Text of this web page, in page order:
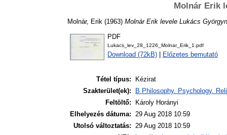
Molnár Erik
Molnár, Erik (1963) Molnár Erik levele Lukács
PDF
Lukacs_lev_28_1226_Molnar_Erik_1.pdf
Download (72kB) Előzetes bemutató
Tétel típus:
Kézirat
Szakterület(ek):
B Philosophy. Psychology.
Feltöltő:
Károly Horányi
Elhelyezés dátuma: 29 Aug 2018 10:59
Utolsó változtatás: 29 Aug 2018 10:59